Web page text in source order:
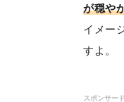
が穏や
イメー
すよ。
スポンサー